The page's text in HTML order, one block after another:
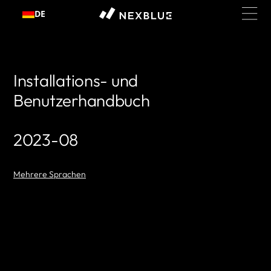
InhaltDE
Installations- und
Benutzerhandbuch
2023-08
Mehrere Sprachen